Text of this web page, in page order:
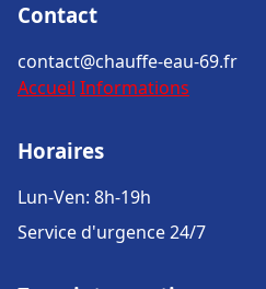
Contact
contact@chauffe-eau-69.fr
Accueil Informations
Horaires
Lun-Ven: 8h-19h
Service d'urgence 24/7